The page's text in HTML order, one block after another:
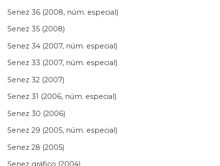
Senez 36 (2008, núm. especial)
Senez 35 (2008)
Senez 34 (2007, núm. especial)
Senez 33 (2007, núm. especial)
Senez 32 (2007)
Senez 31 (2006, núm. especial)
Senez 30 (2006)
Senez 29 (2005, núm. especial)
Senez 28 (2005)
Senez gráfico (2004)